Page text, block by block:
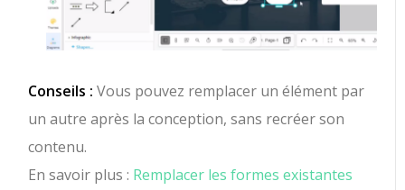
Conseils : Vous pouvez remplacer un élément par
un autre après la conception, sans recréer son
contenu.
En savoir plus : Remplacer les formes existantes